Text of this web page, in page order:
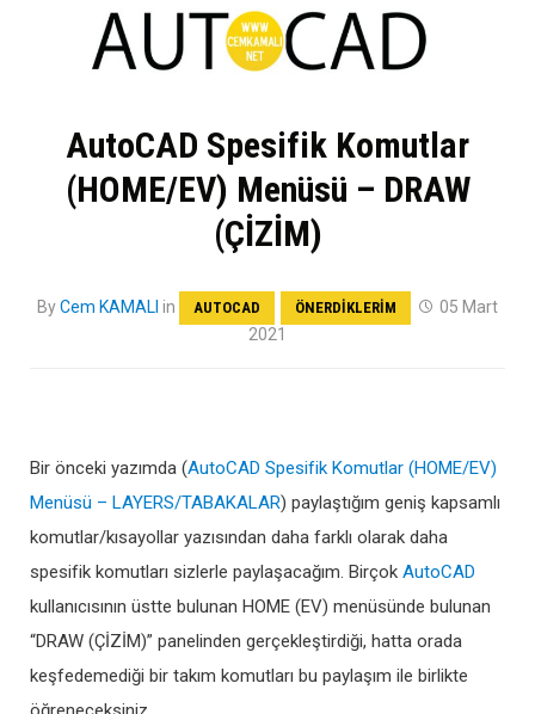
AutoCAD Spesifik Komutlar
(HOME/EV) Menüsü – DRAW
(ÇİZİM)
ByCem KAMALI in AUTOCAD ÖNERDIKLERIM
05 Mart
2021
Bir önceki yazımda (AutoCAD Spesifik Komutlar (HOME/EV)
Menüsü – LAYERS/TABAKALAR) paylaştığım geniş kapsamlı
komutlar/kısayollar yazısından daha farklı olarak daha
spesifik komutları sizlerle paylaşacağım. Birçok AutoCAD
kullanıcısının üstte bulunan HOME (EV) menüsünde bulunan
“DRAW (ÇİZİM)” panelinden gerçekleştirdiği, hatta orada
keşfedemediği bir takım komutları bu paylaşım ile birlikte